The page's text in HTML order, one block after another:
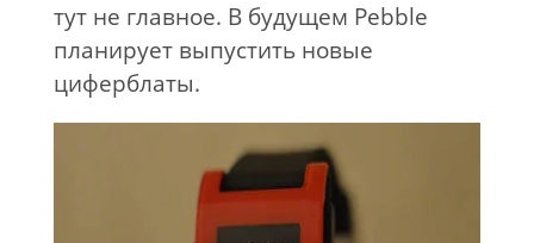
тут не главное. В будущем Pebble
планирует выпустить новые
циферблаты.